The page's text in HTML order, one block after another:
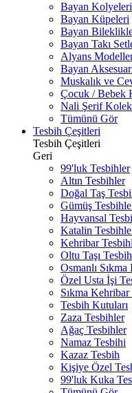
Bayan Kolyeleri
Bayan Küpeleri
Bayan
Bayan Takı
Alyans
Bayan
Muskalık ve
Çocuk / Bebek
Nali Şerif
Tümünü Gör
Tesbih Çeşitleri
Tesbih Çeşitleri
Geri
99'luk Tesbihler
Altın Tesbihler
Doğal Taş
Gümüş
Hayvansal
Katalin
Kehribar
Oltu Taşı
Osmanlı
Özel Usta İşi
Sıkma
Tesbih Kutuları
Zaza Tesbihler
Ağaç Tesbihler
Namaz Tesbihi
Kazaz Tesbih
Kişiye Özel
99'luk Kuka